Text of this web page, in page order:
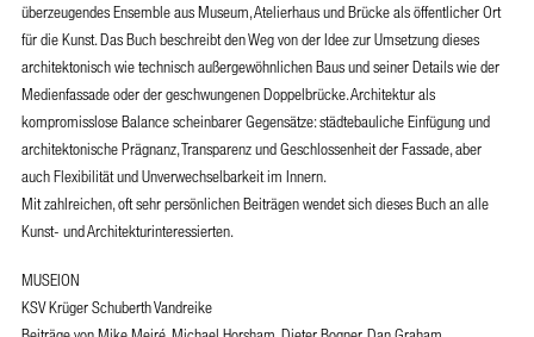
überzeugendes Ensemble aus Museum, Atelierhaus und Brücke als öffentlicher Ort
für die Kunst. Das Buch beschreibt den Weg von der Idee zur Umsetzung dieses
architektonisch wie technisch außergewöhnlichen Baus und seiner Details wie der
Medienfassade oder der geschwungenen Doppelbrücke. Architektur als
kompromisslose Balance scheinbarer Gegensätze: städtebauliche Einfügung und
architektonische Prägnanz, Transparenz und Geschlossenheit der Fassade, aber
auch Flexibilität und Unverwechselbarkeit im Innern.
Mit zahlreichen, oft sehr persönlichen Beiträgen wendet sich dieses Buch an alle
Kunst- und Architekturinteressierten.
MUSEION
KSV Krüger Schuberth Vandreike